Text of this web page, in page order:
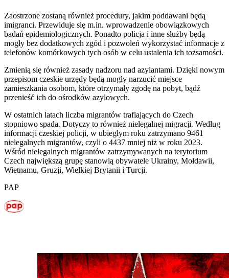
Zaostrzone zostaną również procedury, jakim poddawani będą
imigranci. Przewiduje się m.in. wprowadzenie obowiązkowych
badań epidemiologicznych. Ponadto policja i inne służby będą
mogły bez dodatkowych zgód i pozwoleń wykorzystać informacje z
telefonów komórkowych tych osób w celu ustalenia ich tożsamości.
Zmienią się również zasady nadzoru nad azylantami. Dzięki nowym
przepisom czeskie urzędy będą mogły narzucić miejsce
zamieszkania osobom, które otrzymały zgodę na pobyt, bądź
przenieść ich do ośrodków azylowych.
W ostatnich latach liczba migrantów trafiających do Czech
stopniowo spada. Dotyczy to również nielegalnej migracji. Według
informacji czeskiej policji, w ubiegłym roku zatrzymano 9461
nielegalnych migrantów, czyli o 4437 mniej niż w roku 2023.
Wśród nielegalnych migrantów zatrzymywanych na terytorium
Czech największą grupę stanowią obywatele Ukrainy, Mołdawii,
Wietnamu, Gruzji, Wielkiej Brytanii i Turcji.
PAP